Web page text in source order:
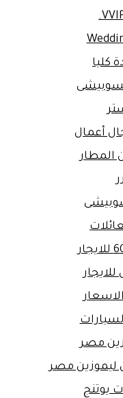
كليا
أعمال
المطار
مصر
مصر
يوتنج